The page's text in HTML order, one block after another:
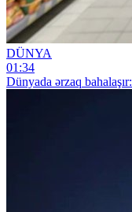
DÜNYA
01:34
Dünyada ərzaq bahalaşır: